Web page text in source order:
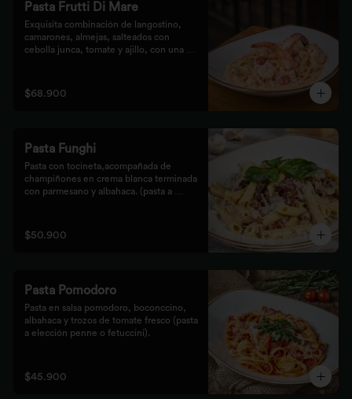
Pasta Frutti Di Mare
Exquisita combinación de langostino,
camarones, almejas, salteados con
cebolla junca, tomate y ajillo, con una
acompañado con nuestro tradicional pan
Focaccia.
$68.900
Pasta Funghi
Pasta con tocineta,acompañada de
champiñones en crema blanca terminada
con parmesano y albahaca. (pasta a
$50.900
Pasta Pomodoro
Pasta en salsa pomodoro, boconccino,
albahaca y trozos de tomate fresco (pasta
a elección penne o fetuccini).
$45.900